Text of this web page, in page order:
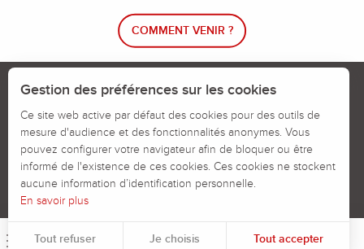
Menu
COMMENT VENIR ?
Le blog rando !
Calendrier des jours chassés
Signaler un problème sur un parcours
Politiques des Cookies Mentions légales
Gestion des préférences sur les cookies
Ce site web active par défaut des cookies pour des outils de
mesure d'audience et des fonctionnalités anonymes. Vous
pouvez configurer votre navigateur afin de bloquer ou être
informé de l'existence de ces cookies. Ces cookies ne stockent
aucune information d’identification personnelle.
En savoir plus
Tout refuser Je choisis Tout accepter